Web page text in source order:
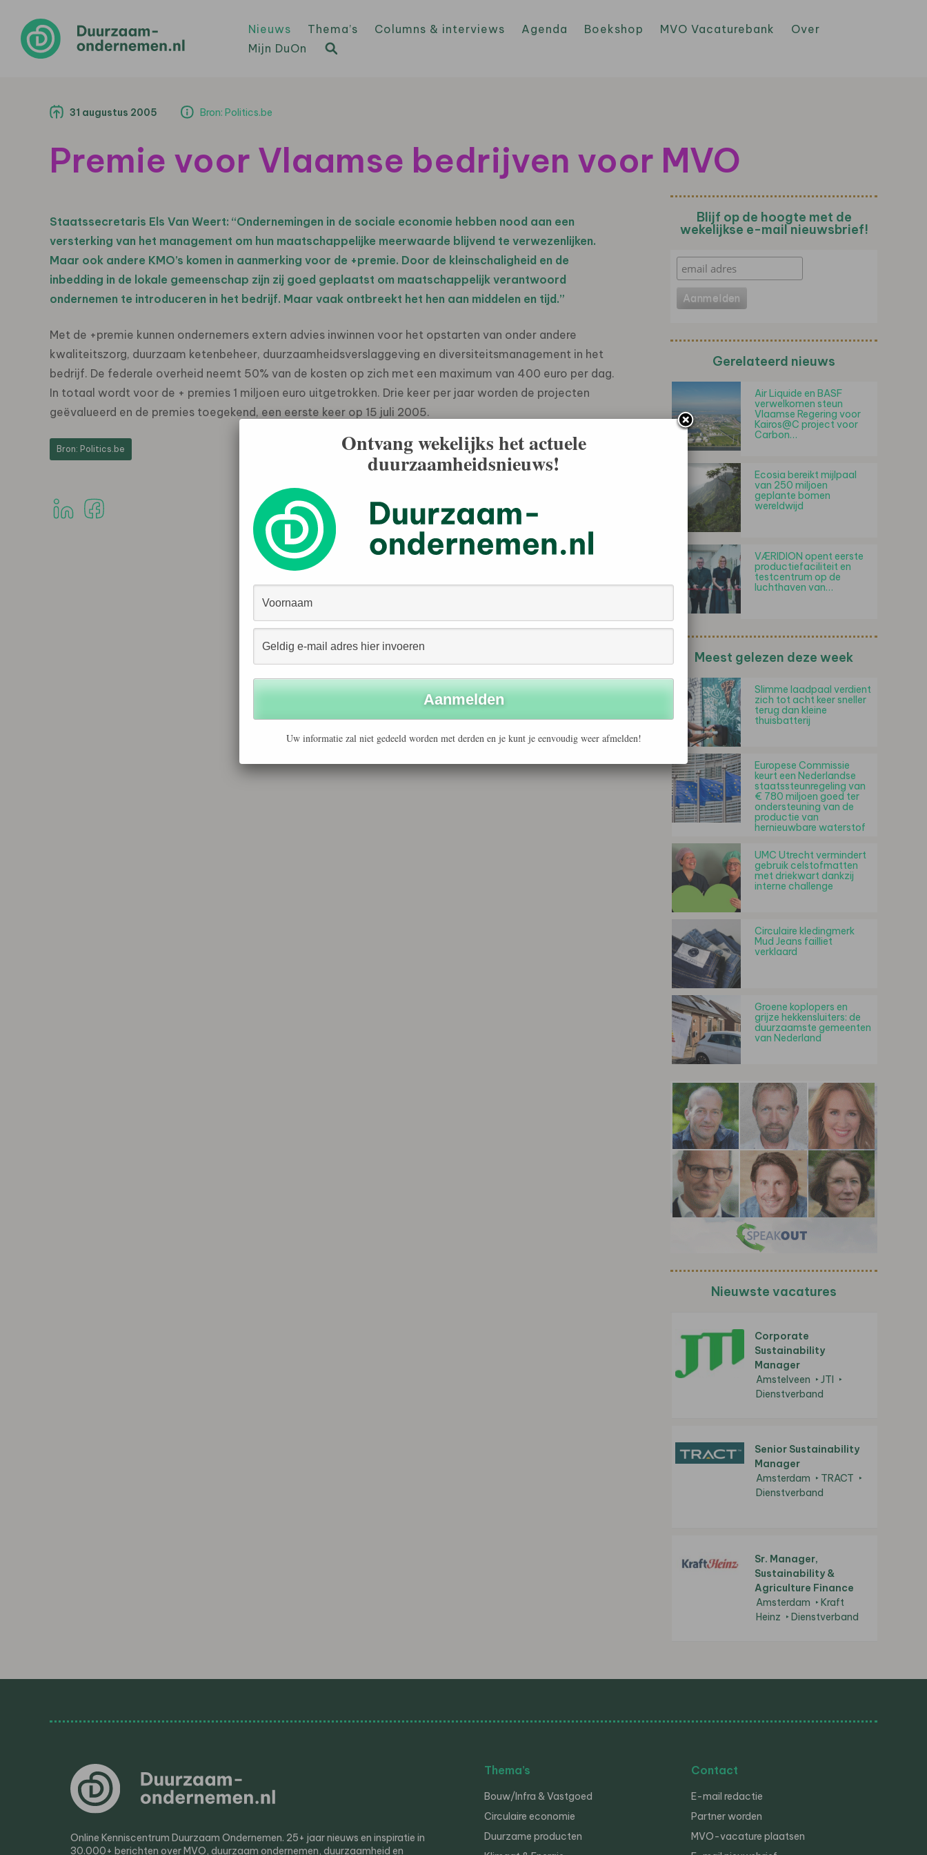
Nieuws Thema’s Columns & interviews Agenda Boekshop MVO Vacaturebank
Over
Mijn DuOn
31 augustus 2005 Bron: Politics.be
Premie voor Vlaamse bedrijven voor MVO
Staatssecretaris Els Van Weert: “Ondernemingen in de sociale economie hebben nood aan een
versterking van het management om hun maatschappelijke meerwaarde blijvend te verwezenlijken.
Maar ook andere KMO’s komen in aanmerking voor de +premie. Door de kleinschaligheid en de
inbedding in de lokale gemeenschap zijn zij goed geplaatst om maatschappelijk verantwoord
ondernemen te introduceren in het bedrijf. Maar vaak ontbreekt het hen aan middelen en tijd.”
Met de +premie kunnen ondernemers extern advies inwinnen voor het opstarten van onder andere
kwaliteitszorg, duurzaam ketenbeheer, duurzaamheidsverslaggeving en diversiteitsmanagement in het
bedrijf. De federale overheid neemt 50% van de kosten op zich met een maximum van 400 euro per dag.
In totaal wordt voor de + premies 1 miljoen euro uitgetrokken. Drie keer per jaar worden de projecten
geëvalueerd en de premies toegekend, een eerste keer op 15 juli 2005.
Bron: Politics.be
Blijf op de hoogte met de
wekelijkse e-mail nieuwsbrief!
Gerelateerd nieuws
Air Liquide en BASF
verwelkomen steun
Vlaamse Regering voor
Kairos@C project voor
Carbon…
Ecosia bereikt mijlpaal
van 250 miljoen
geplante bomen
wereldwijd
VÆRIDION opent eerste
productiefaciliteit en
testcentrum op de
luchthaven van…
Meest gelezen deze week
Slimme laadpaal verdient
zich tot acht keer sneller
terug dan kleine
thuisbatterij
Europese Commissie
keurt een Nederlandse
staatssteunregeling van
€ 780 miljoen goed ter
ondersteuning van de
productie van
hernieuwbare waterstof
UMC Utrecht vermindert
gebruik celstofmatten
met driekwart dankzij
interne challenge
Circulaire kledingmerk
Mud Jeans failliet
verklaard
Groene koplopers en
grijze hekkensluiters: de
duurzaamste gemeenten
van Nederland
Nieuwste vacatures
Corporate
Sustainability
Manager
Amstelveen
JTI
Dienstverband
Senior Sustainability
Manager
Amsterdam
TRACT
Dienstverband
Sr. Manager,
Sustainability &
Agriculture Finance
Amsterdam
Kraft
Heinz
Dienstverband
Online Kenniscentrum Duurzaam Ondernemen. 25+ jaar nieuws en inspiratie in
30.000+ berichten over MVO, duurzaam ondernemen, duurzaamheid en
Thema’s
Bouw/Infra & Vastgoed
Circulaire economie
Duurzame producten
Contact
E-mail redactie
Partner worden
MVO-vacature plaatsen
Ontvang wekelijks het actuele
duurzaamheidsnieuws!
Uw informatie zal niet gedeeld worden met derden en je kunt je eenvoudig weer afmelden!